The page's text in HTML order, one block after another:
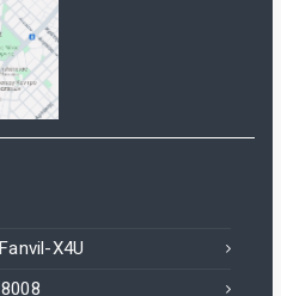
X4U